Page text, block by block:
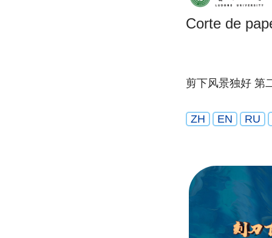
Corte de
剪下风景独好 第
ZH EN RU